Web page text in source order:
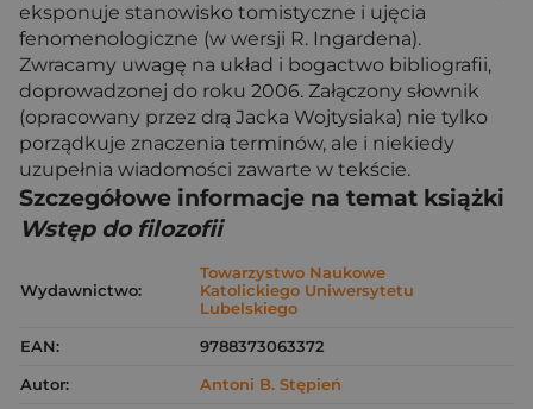
eksponuje stanowisko tomistyczne i ujęcia
fenomenologiczne (w wersji R. Ingardena).
Zwracamy uwagę na układ i bogactwo bibliografii,
doprowadzonej do roku 2006. Załączony słownik
(opracowany przez drą Jacka Wojtysiaka) nie tylko
porządkuje znaczenia terminów, ale i niekiedy
uzupełnia wiadomości zawarte w tekście.
Szczegółowe informacje na temat książki
Wstęp do filozofii
Wydawnictwo:
Towarzystwo Naukowe
Katolickiego Uniwersytetu
Lubelskiego
EAN:
9788373063372
Autor:
Antoni B. Stępień